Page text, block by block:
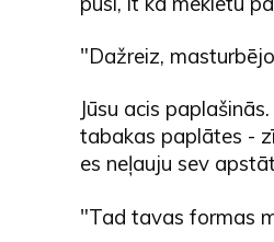
"Dažreiz,
Jūsu acis
tabakas paplātes -
es neļauju sev
"Tad tavas formas